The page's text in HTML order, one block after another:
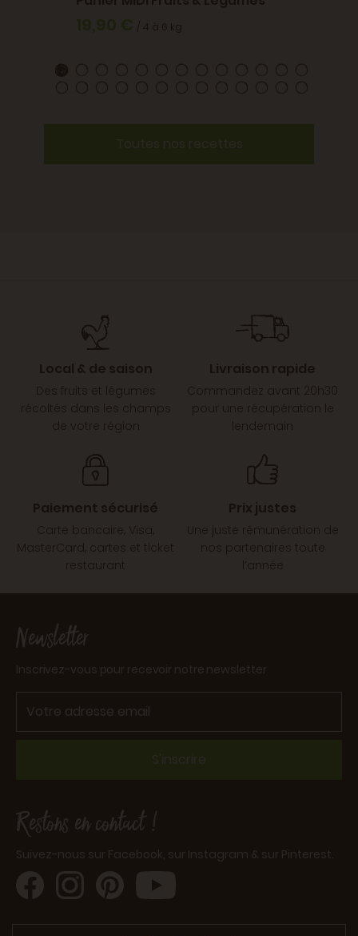
Toutes nos recettes
Local & de saison
Des fruits et légumes
récoltés dans les champs
de votre région
Livraison rapide
Commandez avant 20h30
pour une récupération le
lendemain
Paiement sécurisé
Carte bancaire, Visa,
MasterCard, cartes et ticket
restaurant
Prix justes
Une juste rémunération de
nos partenaires toute
l’année
Newsletter
Inscrivez-vous pour recevoir notre newsletter
S'inscrire
Restons en contact !
Suivez-nous sur Facebook, sur Instagram & sur Pinterest.